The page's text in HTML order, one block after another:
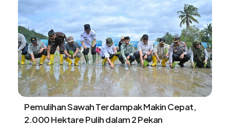
Dari tali baja ke jembatan perintis, akses aman
warga Desa Sikundo segera terwujud